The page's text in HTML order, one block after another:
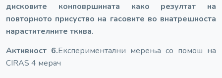
дисковите конповршината како резултат на
повторното присуство на гасовите во внатрешноста
нарастителните ткива.
Активност 6.Експериментални мерења со помош на
CIRAS 4 мерач